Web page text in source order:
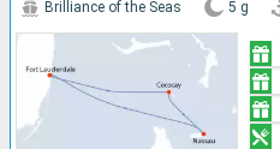
Brilliance of the Seas 5 g